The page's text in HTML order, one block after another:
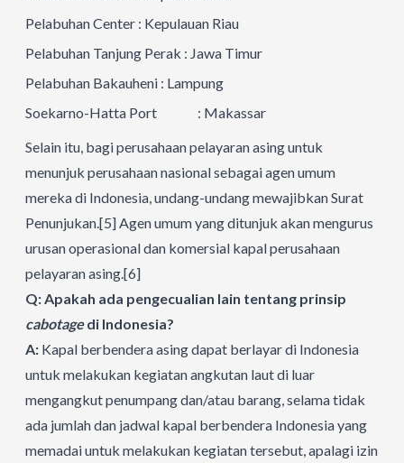
Pelabuhan Center : Kepulauan Riau
Pelabuhan Tanjung Perak : Jawa Timur
Pelabuhan Bakauheni : Lampung
Soekarno-Hatta Port : Makassar
Selain itu, bagi perusahaan pelayaran asing untuk
menunjuk perusahaan nasional sebagai agen umum
mereka di Indonesia, undang-undang mewajibkan Surat
Penunjukan.[5] Agen umum yang ditunjuk akan mengurus
urusan operasional dan komersial kapal perusahaan
pelayaran asing.[6]
Q: Apakah ada pengecualian lain tentang prinsip
cabotagedi Indonesia?
A: Kapal berbendera asing dapat berlayar di Indonesia
untuk melakukan kegiatan angkutan laut di luar
mengangkut penumpang dan/atau barang, selama tidak
ada jumlah dan jadwal kapal berbendera Indonesia yang
memadai untuk melakukan kegiatan tersebut, apalagi izin